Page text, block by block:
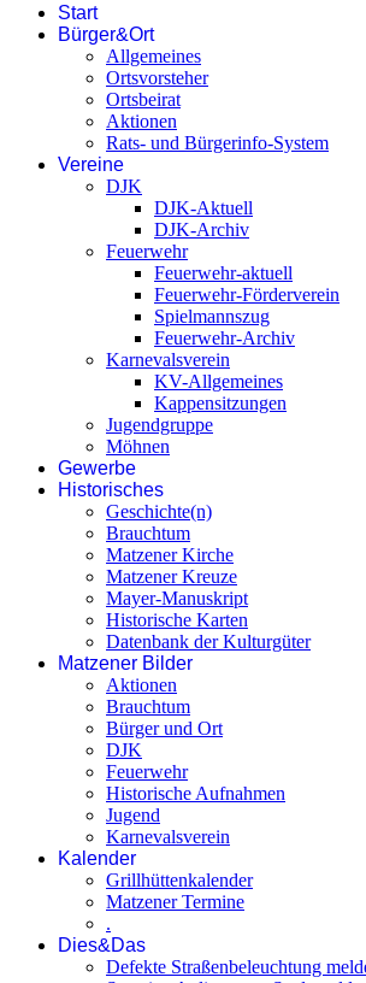
Start
Bürger&Ort
Allgemeines
Ortsvorsteher
Ortsbeirat
Aktionen
Rats- und Bürgerinfo-System
Vereine
DJK
DJK-Aktuell
DJK-Archiv
Feuerwehr
Feuerwehr-aktuell
Feuerwehr-Förderverein
Spielmannszug
Feuerwehr-Archiv
Karnevalsverein
KV-Allgemeines
Kappensitzungen
Jugendgruppe
Möhnen
Gewerbe
Historisches
Geschichte(n)
Brauchtum
Matzener Kirche
Matzener Kreuze
Mayer-Manuskript
Historische Karten
Datenbank der Kulturgüter
Matzener Bilder
Aktionen
Brauchtum
Bürger und Ort
DJK
Feuerwehr
Historische Aufnahmen
Jugend
Karnevalsverein
Kalender
Grillhüttenkalender
Matzener Termine
.
Dies&Das
Defekte Straßenbeleuchtung